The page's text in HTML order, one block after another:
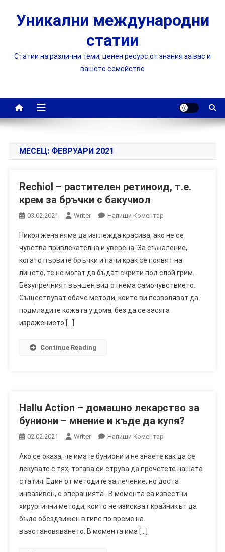
Уникални международни
статии
Статии на различни теми, ценен ресурс от знания за вас и
вашето семейство
МЕСЕЦ: ФЕВРУАРИ 2021
Rechiol – растителен ретиноид, т.е.
крем за бръчки с бакучиол
03.02.2021 Writer Напиши КоментарOn
–
Растителен
Ретиноид,
Т.е.
Крем
За
Бръчки
Никоя жена няма да изглежда красива, ако не се
чувства привлекателна и уверена. За съжаление,
когато първите бръчки и пачи крак се появят на
лицето, те не могат да бъдат скрити под слой грим.
Безупречният външен вид отнема самочувствието.
Съществуват обаче методи, които ви позволяват да
подмладите кожата у дома, без да се засяга
изражението […]
Continue Reading
Hallu Action – домашно лекарство за
буниони – мнение и къде да купя?
02.02.2021 Writer Напиши КоментарOn
Action
–
Домашно
Лекарство
За
Ако се оказа, че имате буниони и не знаете как да се
лекувате с тях, тогава си струва да прочетете нашата
статия. Един от методите за лечение, но доста
инвазивен, е операцията . В момента са известни
хирургични методи, които не изискват крайникът да
бъде обездвижен в гипс по време на
възстановяването. В момента има […]